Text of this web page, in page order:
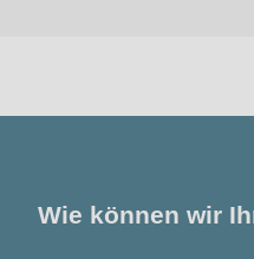
Wie können wir